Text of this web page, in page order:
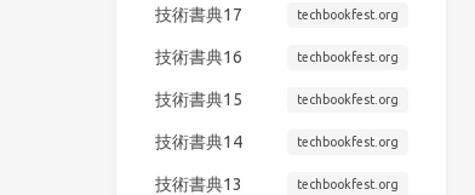
技術書典17 techbookfest.org
技術書典16 techbookfest.org
技術書典15 techbookfest.org
技術書典14 techbookfest.org
技術書典13 techbookfest.org